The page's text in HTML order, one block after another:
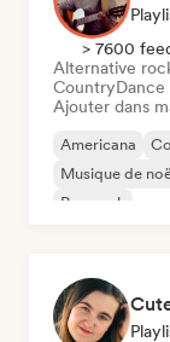
> 7600
Alternative
CountryDance
Ajouter dans
Americana
Musique de
Pop rock